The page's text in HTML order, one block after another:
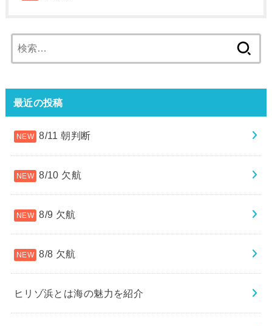
索:
最近の投稿
8/11 朝判断
8/10 欠航
8/9 欠航
8/8 欠航
ヒリゾ浜とは海の魅力を紹介